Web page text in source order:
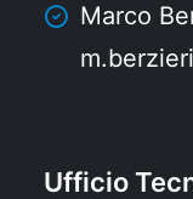
Marco
Ufficio